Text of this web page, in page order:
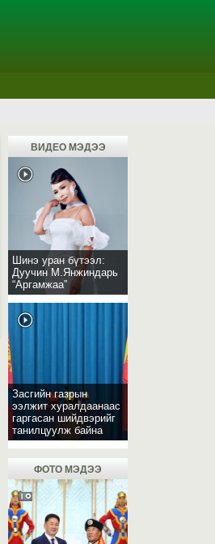
ВИДЕО МЭДЭЭ
Шинэ уран бүтээл:
Дуучин М.Янжиндарь
“Аргамжаа”
Засгийн газрын
ээлжит хуралдаанаас
гаргасан шийдвэрийг
танилцуулж байна
ФОТО МЭДЭЭ